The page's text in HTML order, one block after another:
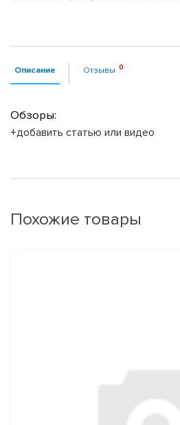
Описание Отзывы
Обзоры:
+добавить статью или видео
Похожие товары